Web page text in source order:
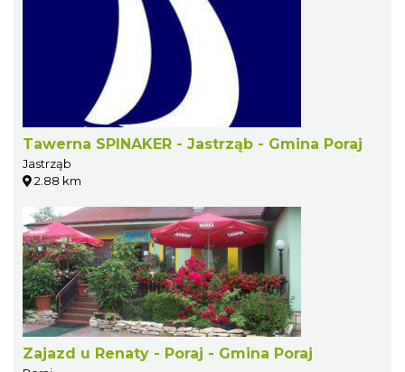
Tawerna SPINAKER - Jastrząb - Gmina Poraj
Jastrząb
2.88 km
Zajazd u Renaty - Poraj - Gmina Poraj